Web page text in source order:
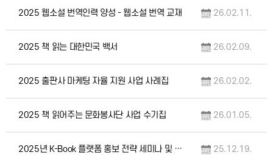
2025 웹소설 번역인력 양성 - 웹소설 번역 교재 26.02.11.
2025 책 읽는 대한민국 백서 26.02.09.
2025 출판사 마케팅 자율 지원 사업 사례집 26.02.02.
2025 책 읽어주는 문화봉사단 사업 수기집 26.01.05.
2025년 K-Book 플랫폼 홍보 전략 세미나 및 출판문화교류 행사 자료집 25.12.19.